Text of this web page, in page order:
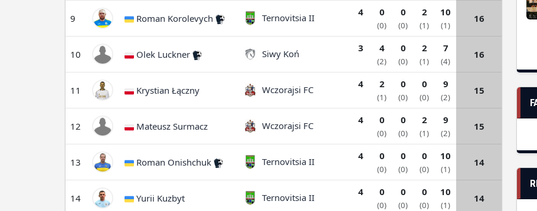
9 Roman Korolevych Ternovitsia II 4 0
(0)
0
(0)
2
(1)
10
(1)
16
10 Olek Luckner Siwy Koń 3 4
(2)
0
(0)
2
(1)
7
(4)
16
11 Krystian Łączny Wczorajsi FC 4 2
(1)
0
(0)
0
(0)
9
(2)
15
12 Mateusz Surmacz Wczorajsi FC 4 0
(0)
0
(0)
2
(1)
9
(2)
15
13 Roman Onishchuk Ternovitsia II 4 0
(0)
0
(0)
0
(0)
10
(1)
14
14 Yurii Kuzbyt Ternovitsia II 4 0
(0)
0
(0)
0
(0)
10
(1)
14